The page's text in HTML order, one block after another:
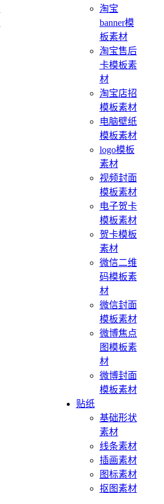
淘宝
banner模
板素材
淘宝售后
卡模板素
材
淘宝店招
模板素材
电脑壁纸
模板素材
logo模板
素材
视频封面
模板素材
电子贺卡
模板素材
贺卡模板
素材
微信二维
码模板素
材
微信封面
模板素材
微博焦点
图模板素
材
微博封面
模板素材
贴纸
基础形状
素材
线条素材
插画素材
图标素材
抠图素材